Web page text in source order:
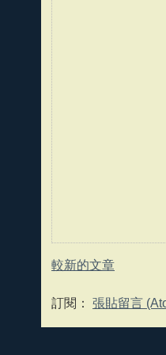
較新的文章
訂閱： 張貼留言